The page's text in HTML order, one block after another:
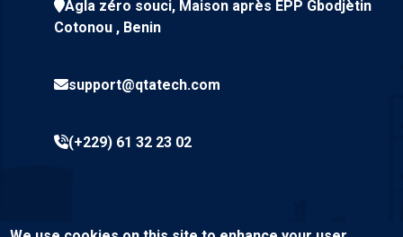
Agla zéro souci, Maison après EPP Gbodjètin
Cotonou , Benin
support@qtatech.com
(+229) 61 32 23 02